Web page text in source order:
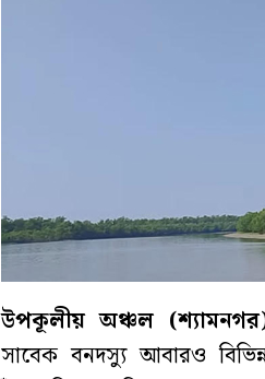
উপকূলীয় অঞ্চল (শ্যামনগর)
সাবেক বনদস্যু আবারও